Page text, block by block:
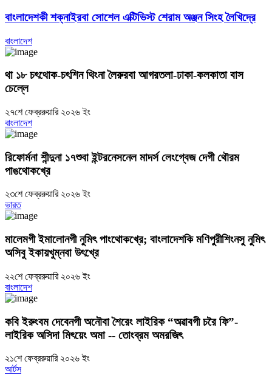
বাংলাদেশকী শক্নাইরবা সোশেল এক্টিভিস্ট শেরাম অঞ্জন সিংহ লৈখিদ্রে
বাংলাদেশ
থা ১৮ চৎথোক-চৎশিন থিংনা লৈরুরবা আগরতলা-ঢাকা-কলকাতা বাস
চেল্লে
২৭শে ফেব্ররুয়ারি ২০২৬ ইং
বাংলাদেশ
রিফোর্মনা শীন্দুনা ১৭শুবা ইন্টরনেসনেল মাদর্স লেংগ্বেজ দেগী থৌরম
পাঙথোকখ্রে
২৩শে ফেব্ররুয়ারি ২০২৬ ইং
ভারত
মালেমগী ইমালোনগী নুমিৎ পাংথোকখ্রে; বাংলাদেশকি মণিপুরীশিংনসু নুমিৎ
অসিবু ইকায়খুম্নবা উৎখ্রে
২২শে ফেব্ররুয়ারি ২০২৬ ইং
বাংলাদেশ
কবি ইরুংবম দেবেনগী অনৌবা শৈরেং লাইরিক “অৱাবগী চরৈ ফি”-
লাইরিক অসিদা মিৎয়েং অমা -- তোংব্রম অমরজিৎ
২১শে ফেব্ররুয়ারি ২০২৬ ইং
আর্টস